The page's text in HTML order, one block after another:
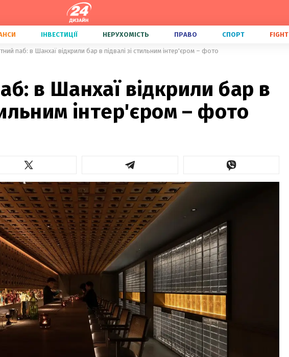
ІНВЕСТИЦІЇ НЕРУХОМІСТЬ ПРАВО СПОРТ FIGHT
паб: в Шанхаї відкрили бар в підвалі зі стильним інтер'єром – фото
в Шанхаї відкрили бар в
інтер'єром – фото